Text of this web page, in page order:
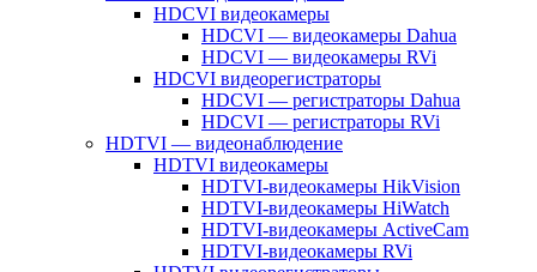
HDCVI видеокамеры
HDCVI — видеокамеры Dahua
HDCVI — видеокамеры RVi
HDCVI видеорегистраторы
HDCVI — регистраторы Dahua
HDCVI — регистраторы RVi
HDTVI — видеонаблюдение
HDTVI видеокамеры
HDTVI-видеокамеры HikVision
HDTVI-видеокамеры HiWatch
HDTVI-видеокамеры ActiveCam
HDTVI-видеокамеры RVi